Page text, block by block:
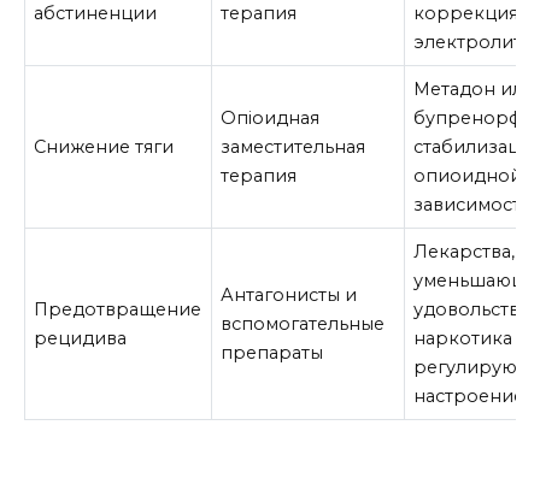
абстиненции
терапия
коррекция
Снижение тяги
Опioидная
заместительная
терапия
Метадон или
опиоидной
зависимости
Предотвращение
рецидива
Антагонисты и
вспомогательные
препараты
Лекарства,
наркотика
настроение